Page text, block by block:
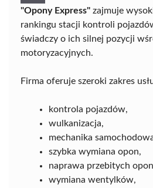
"Opony Express" zajmuje
rankingu stacji kontroli
świadczy o ich silnej pozycji
motoryzacyjnych.
Firma oferuje szeroki zakres
kontrola pojazdów,
wulkanizacja,
mechanika
szybka wymiana opon,
naprawa przebitych
wymiana wentylków,